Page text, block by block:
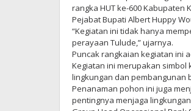
rangka HUT ke-600 Kabupaten
Pejabat Bupati Albert Huppy
“Kegiatan ini tidak hanya
perayaan Tulude,” ujarnya.
Puncak rangkaian kegiatan ini
Kegiatan ini merupakan simbol
lingkungan dan pembangunan
Penanaman pohon ini juga
pentingnya menjaga